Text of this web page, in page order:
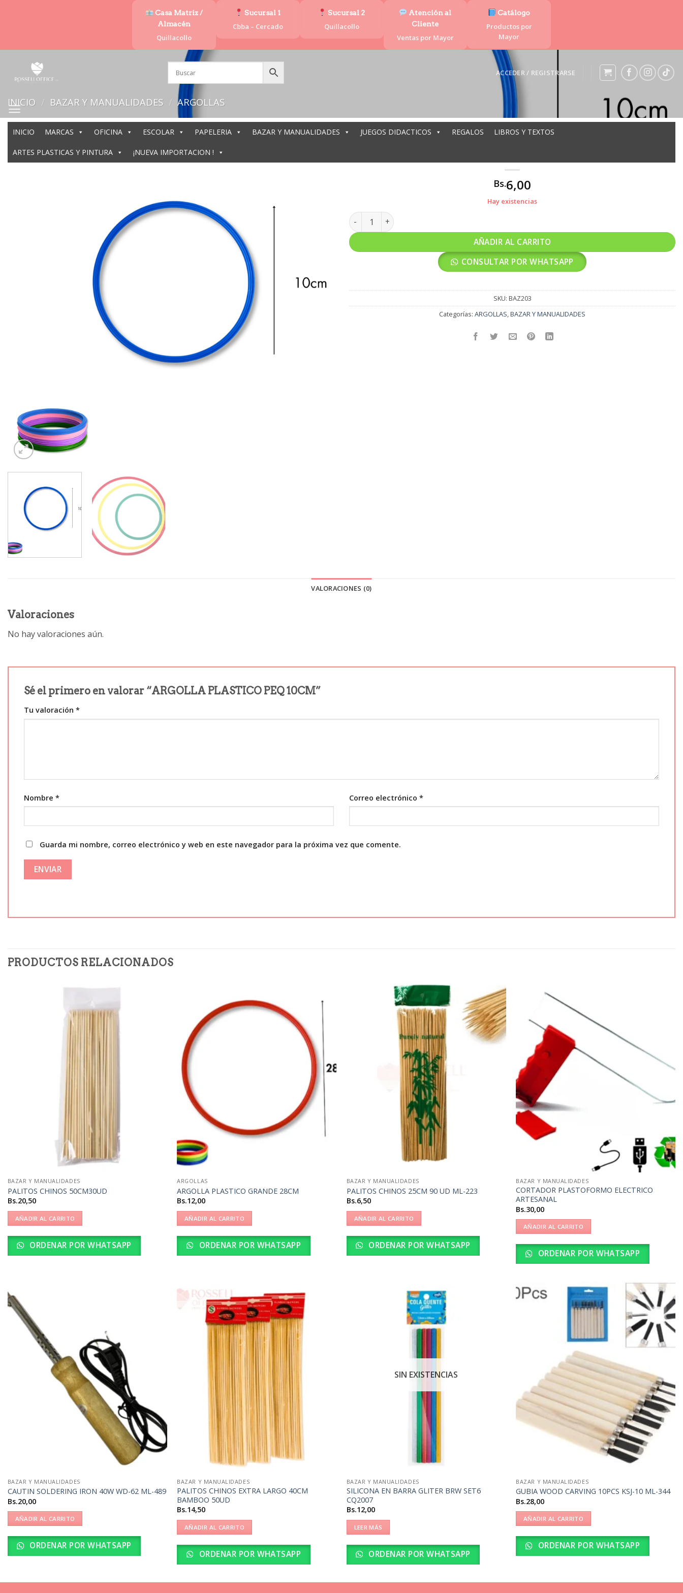
Casa Matriz /
Almacén
Quillacollo
Sucursal 1
Cbba – Cercado
Sucursal 2
Quillacollo
Atención al
Cliente
Ventas por Mayor
Catálogo
Productos por
Mayor
ACCEDER / REGISTRARSE
INICIO MARCAS OFICINA ESCOLAR PAPELERIA BAZAR Y MANUALIDADES JUEGOS DIDACTICOS REGALOS LIBROS Y TEXTOS
ARTES PLASTICAS Y PINTURA ¡NUEVA IMPORTACION !
INICIO / BAZAR Y MANUALIDADES / ARGOLLAS
Bs.6,00
Hay existencias
ARGOLLA PLASTICO PEQ 10CM cantidad
AÑADIR AL CARRITO
CONSULTAR POR WHATSAPP
SKU: BAZ203
Categorías: ARGOLLAS,BAZAR Y MANUALIDADES
VALORACIONES (0)
Valoraciones
No hay valoraciones aún.
Sé el primero en valorar “ARGOLLA PLASTICO PEQ 10CM”
Tu valoración *
Nombre * Correo electrónico *
Guarda mi nombre, correo electrónico y web en este navegador para la próxima vez que comente.
PRODUCTOS RELACIONADOS
BAZAR Y MANUALIDADES
PALITOS CHINOS 50CM30UD
Bs.20,50
AÑADIR AL CARRITO
ORDENAR POR WHATSAPP
ARGOLLAS
ARGOLLA PLASTICO GRANDE 28CM
Bs.12,00
AÑADIR AL CARRITO
ORDENAR POR WHATSAPP
BAZAR Y MANUALIDADES
PALITOS CHINOS 25CM 90 UD ML-223
Bs.6,50
AÑADIR AL CARRITO
ORDENAR POR WHATSAPP
BAZAR Y MANUALIDADES
CORTADOR PLASTOFORMO ELECTRICO
ARTESANAL
Bs.30,00
AÑADIR AL CARRITO
ORDENAR POR WHATSAPP
BAZAR Y MANUALIDADES
CAUTIN SOLDERING IRON 40W WD-62 ML-489
Bs.20,00
AÑADIR AL CARRITO
ORDENAR POR WHATSAPP
BAZAR Y MANUALIDADES
PALITOS CHINOS EXTRA LARGO 40CM
BAMBOO 50UD
Bs.14,50
AÑADIR AL CARRITO
ORDENAR POR WHATSAPP
SIN EXISTENCIAS
BAZAR Y MANUALIDADES
SILICONA EN BARRA GLITER BRW SET6
CQ2007
Bs.12,00
LEER MÁS
ORDENAR POR WHATSAPP
BAZAR Y MANUALIDADES
GUBIA WOOD CARVING 10PCS KSJ-10 ML-344
Bs.28,00
AÑADIR AL CARRITO
ORDENAR POR WHATSAPP